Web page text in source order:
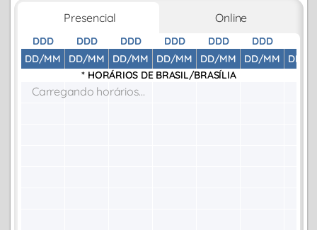
Presencial Online
DDD
DD/MM
DDD
DD/MM
DDD
DD/MM
DDD
DD/MM
DDD
DD/MM
DDD
DD/MM
DD/
* HORÁRIOS DE BRASIL/BRASÍLIA
Carregando horários...